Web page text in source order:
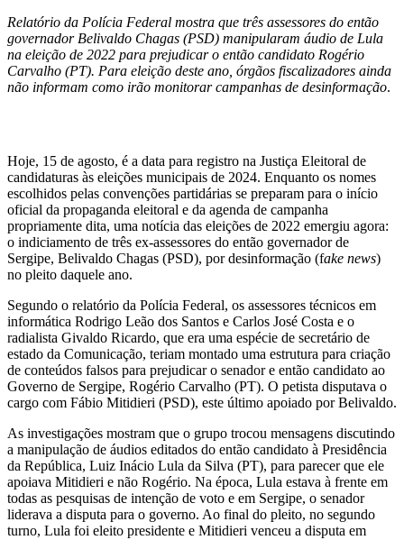
Relatório da Polícia Federal mostra que três assessores do então
governador Belivaldo Chagas (PSD) manipularam áudio de Lula
na eleição de 2022 para prejudicar o então candidato Rogério
Carvalho (PT). Para eleição deste ano, órgãos fiscalizadores ainda
não informam como irão monitorar campanhas de desinformação.
Hoje, 15 de agosto, é a data para registro na Justiça Eleitoral de
candidaturas às eleições municipais de 2024. Enquanto os nomes
escolhidos pelas convenções partidárias se preparam para o início
oficial da propaganda eleitoral e da agenda de campanha
propriamente dita, uma notícia das eleições de 2022 emergiu agora:
o indiciamento de três ex-assessores do então governador de
Sergipe, Belivaldo Chagas (PSD), por desinformação (fake news)
no pleito daquele ano.
Segundo o relatório da Polícia Federal, os assessores técnicos em
informática Rodrigo Leão dos Santos e Carlos José Costa e o
radialista Givaldo Ricardo, que era uma espécie de secretário de
estado da Comunicação, teriam montado uma estrutura para criação
de conteúdos falsos para prejudicar o senador e então candidato ao
Governo de Sergipe, Rogério Carvalho (PT). O petista disputava o
cargo com Fábio Mitidieri (PSD), este último apoiado por Belivaldo.
As investigações mostram que o grupo trocou mensagens discutindo
a manipulação de áudios editados do então candidato à Presidência
da República, Luiz Inácio Lula da Silva (PT), para parecer que ele
apoiava Mitidieri e não Rogério. Na época, Lula estava à frente em
todas as pesquisas de intenção de voto e em Sergipe, o senador
liderava a disputa para o governo. Ao final do pleito, no segundo
turno, Lula foi eleito presidente e Mitidieri venceu a disputa em